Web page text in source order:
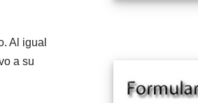
Al igual
a su